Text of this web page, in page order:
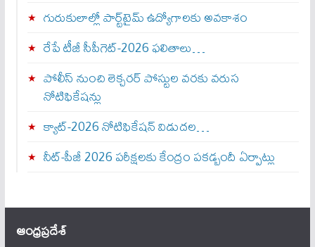
గురుకులాల్లో పార్ట్‌టైమ్ ఉద్యోగాలకు అవకాశం
రేపే టీజీ సీపీగెట్‌-2026 ఫలితాలు…
పోలీస్ నుంచి లెక్చరర్ పోస్టుల వరకు వరుస
నోటిఫికేషన్లు
క్యాట్-2026 నోటిఫికేషన్ విడుదల…
నీట్-పీజీ 2026 పరీక్షలకు కేంద్రం పకడ్బందీ ఏర్పాట్లు
ఆంధ్ర‌ప్ర‌దేశ్